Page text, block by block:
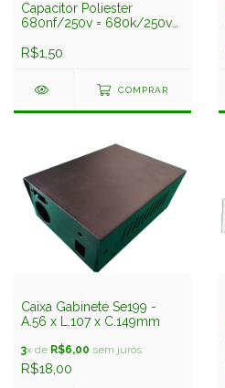
Capacitor Poliester
680nf/250v = 680k/250v
R$1,50
COMPRAR
Caixa Gabinete Se199 -
A.56 x L.107 x C.149mm
3x de R$6,00 sem juros
R$18,00